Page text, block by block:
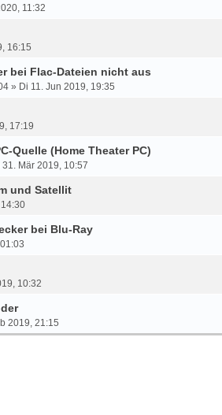
11:32
16:15
bei Flac-Dateien nicht aus
» Di 11. Jun 2019, 19:35
17:19
Quelle (Home Theater PC)
31. Mär 2019, 10:57
und Satellit
bei Blu-Ray
10:32
2019, 21:15